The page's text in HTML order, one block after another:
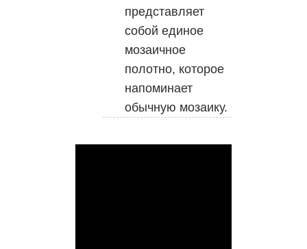
представляет
собой единое
мозаичное
полотно, которое
напоминает
обычную мозаику.